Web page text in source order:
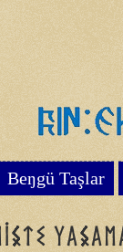
Beŋgü Taşlar